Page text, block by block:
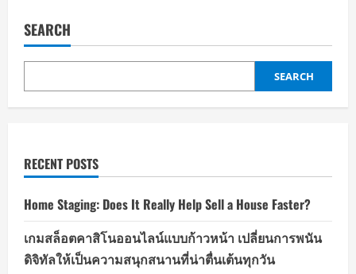
SEARCH
SEARCH
RECENT POSTS
Home Staging: Does It Really Help Sell a House Faster?
เกมสล็อตคาสิโนออนไลน์แบบก้าวหน้า เปลี่ยนการพนัน
ดิจิทัลให้เป็นความสนุกสนานที่น่าตื่นเต้นทุกวัน